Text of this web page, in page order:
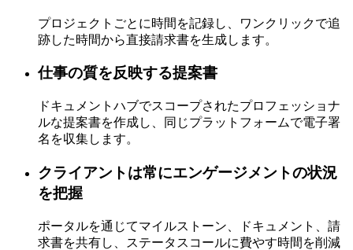
プロジェクトごとに時間を記録し、ワンクリックで追
跡した時間から直接請求書を生成します。
仕事の質を反映する提案書
ドキュメントハブでスコープされたプロフェッショナ
ルな提案書を作成し、同じプラットフォームで電子署
名を収集します。
クライアントは常にエンゲージメントの状況
を把握
ポータルを通じてマイルストーン、ドキュメント、請
求書を共有し、ステータスコールに費やす時間を削減